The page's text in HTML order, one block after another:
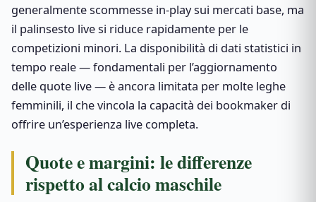
generalmente scommesse in-play sui mercati base, ma
il palinsesto live si riduce rapidamente per le
competizioni minori. La disponibilità di dati statistici in
tempo reale — fondamentali per l’aggiornamento
delle quote live — è ancora limitata per molte leghe
femminili, il che vincola la capacità dei bookmaker di
offrire un’esperienza live completa.
Quote e margini: le differenze
rispetto al calcio maschile